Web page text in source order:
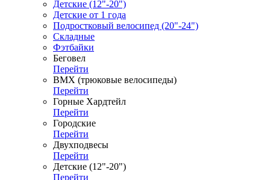
Детские (12"-20")
Детские от 1 года
Подростковый велосипед (20"-24")
Складные
Фэтбайки
Беговел
Перейти
ВМХ (трюковые велосипеды)
Перейти
Горные Хардтейл
Перейти
Городские
Перейти
Двухподвесы
Перейти
Детские (12"-20")
Перейти